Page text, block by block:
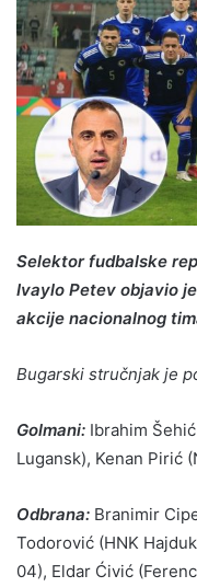
Selektor fudbalske
Ivaylo Petev objavio
akcije nacionalnog
Bugarski stručnjak je
Golmani: Ibrahim
Lugansk), Kenan Pirić
Odbrana: Branimir
Todorović (HNK
04), Eldar Ćivić